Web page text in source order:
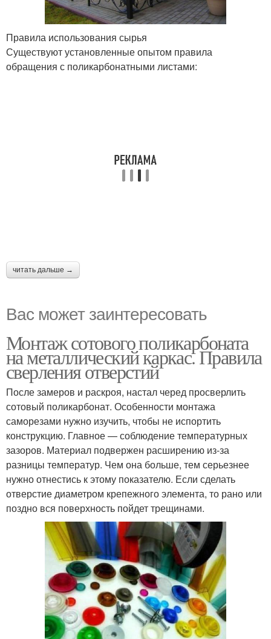
Правила использования сырья
Существуют установленные опытом правила
обращения с поликарбонатными листами:
читать дальше →
Вас может заинтересовать
Монтаж сотового поликарбоната
на металлический каркас. Правила
сверления отверстий
После замеров и раскроя, настал черед просверлить
сотовый поликарбонат. Особенности монтажа
саморезами нужно изучить, чтобы не испортить
конструкцию. Главное — соблюдение температурных
зазоров. Материал подвержен расширению из-за
разницы температур. Чем она больше, тем серьезнее
нужно отнестись к этому показателю. Если сделать
отверстие диаметром крепежного элемента, то рано или
поздно вся поверхность пойдет трещинами.